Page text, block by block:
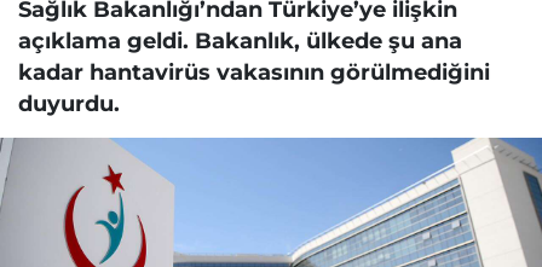
Sağlık Bakanlığı’ndan Türkiye’ye ilişkin
açıklama geldi. Bakanlık, ülkede şu ana
kadar hantavirüs vakasının görülmediğini
duyurdu.